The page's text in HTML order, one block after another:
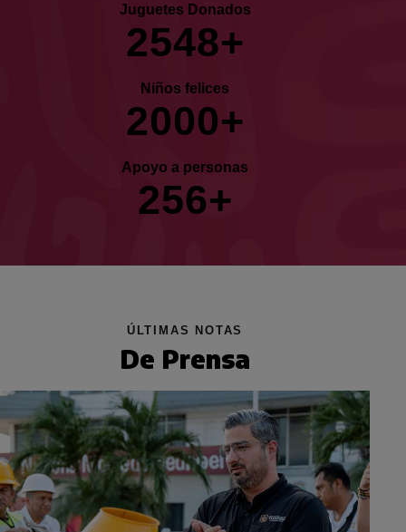
Juguetes Donados
2548+
Niños felices
2000+
Apoyo a personas
256+
ÚLTIMAS NOTAS
De Prensa